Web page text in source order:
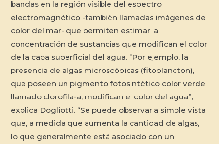
bandas en la región visible del espectro
electromagnético -también llamadas imágenes de
color del mar- que permiten estimar la
concentración de sustancias que modifican el color
de la capa superficial del agua. “Por ejemplo, la
presencia de algas microscópicas (fitoplancton),
que poseen un pigmento fotosintético color verde
llamado clorofila-a, modifican el color del agua”,
explica Dogliotti. “Se puede observar a simple vista
que, a medida que aumenta la cantidad de algas,
lo que generalmente está asociado con un